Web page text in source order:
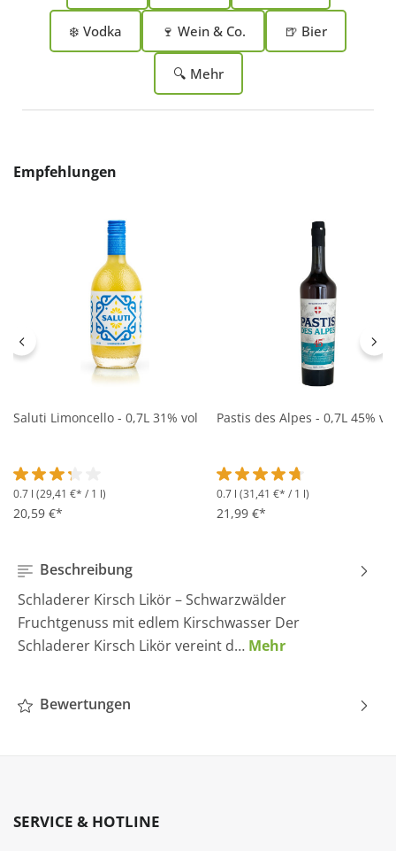
❄️ Vodka 🍷 Wein & Co. 🍺 Bier
🔍 Mehr
Produktgalerie überspringen
Empfehlungen
Saluti Limoncello - 0,7L 31% vol
Durchschnittliche Bewertung von 3.2 von 5 Sternen
0.7 l (29,41 €* / 1 l)
20,59 €*
Pastis des Alpes - 0,7L 45% vol
Durchschnittliche
0.7 l (31,41 €* / 1 l)
21,99 €*
Beschreibung
Schladerer Kirsch Likör – Schwarzwälder
Fruchtgenuss mit edlem Kirschwasser Der
Schladerer Kirsch Likör vereint d… Mehr
Bewertungen
SERVICE & HOTLINE